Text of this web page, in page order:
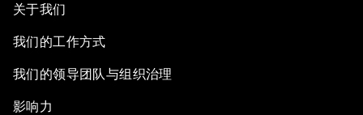
关于我们
我们的工作方式
我们的领导团队与组织治理
影响力